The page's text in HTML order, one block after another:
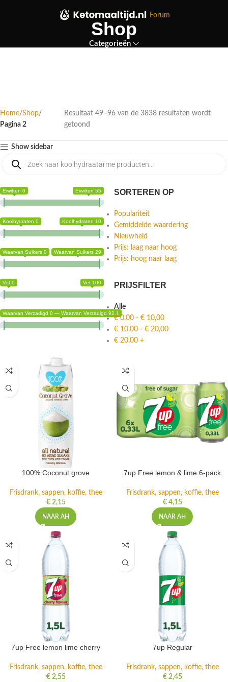
Forum
Shop
Categorieën
Home Shop
Pagina 2
Resultaat 49–96 van de 3838 resultaten wordt
getoond
Show sidebar
Eiwitten 0 Eiwitten 55
Koolhydraten 0 Koolhydraten 10
Waarvan Suikers 0 Waarvan Suikers 29
Vet 0 Vet 100
Waarvan Verzadigd 0 — Waarvan Verzadigd 92.1
SORTEREN OP
Populariteit
Gemiddelde waardering
Nieuwheid
Prijs: laag naar hoog
Prijs: hoog naar laag
PRIJSFILTER
Alle
€0,00 - € 10,00
€ 10,00 - € 20,00
€ 20,00 +
100% Coconut grove
Frisdrank, sappen, koffie, thee
€2,15
NAAR AH
7up Free lemon & lime 6-pack
Frisdrank, sappen, koffie, thee
€4,15
NAAR AH
7up Free lemon lime cherry
Frisdrank, sappen, koffie, thee
€2,55
7up Regular
Frisdrank, sappen, koffie, thee
€2,45